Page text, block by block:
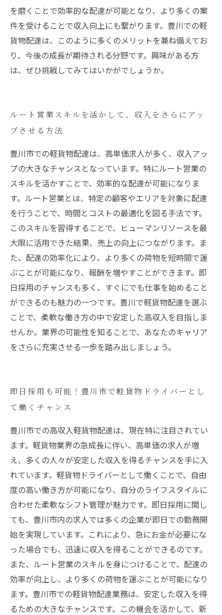
を磨くことで効率的な配達が可能となり、より多くの案
件を受けることで収入向上にも繋がります。豊川での軽
貨物配達は、このように多くのメリットを兼ね備えてお
り、今後の成長が期待される分野です。興味がある方
は、ぜひ挑戦してみてはいかがでしょうか。
ルート営業スキルを活かして、収入をさらにアッ
プさせる方法
豊川市での軽貨物配達は、高単価求人が多く、収入アッ
プの大きなチャンスとなっています。特にルート営業の
スキルを活かすことで、効率的な配達が可能になりま
す。ルート営業とは、特定の顧客やエリアを対象に配達
を行うことで、時間とコストの最適化を図る手法です。
このスキルを習得することで、ヒューマンリソースを最
大限に活用できた結果、売上の向上につながります。ま
た、配達の効率化により、より多くの荷物を短時間で運
ぶことが可能になり、報酬を増やすことができます。即
日採用のチャンスも多く、すぐにでも仕事を始めること
ができるのも魅力の一つです。豊川で軽貨物配達を選ぶ
ことで、柔軟な働き方の中で安定した高収入を目指しま
せんか。業界の可能性を知ることで、あなたのキャリア
をさらに充実させる一歩を踏み出しましょう。
即日採用も可能！豊川市で軽貨物ドライバーとし
て働くチャンス
豊川市での高収入軽貨物配達は、現在特に注目されてい
ます。軽貨物業界の急成長に伴い、高単価の求人が増
え、多くの人々が安定した収入を得るチャンスを手に入
れています。軽貨物ドライバーとして働くことで、自由
度の高い働き方が可能になり、自分のライフスタイルに
合わせた柔軟なシフト管理が魅力です。即日採用に関し
ても、豊川市内の求人では多くの企業が即日での勤務開
始を実現しています。これにより、急にお金が必要にな
った場合でも、迅速に収入を得ることができるのです。
また、ルート営業のスキルを身につけることで、配達の
効率が向上し、より多くの荷物を運ぶことが可能になり
ます。豊川市での軽貨物配達業務は、安定した収入を得
るための大きなチャンスです。この機会を活かして、新